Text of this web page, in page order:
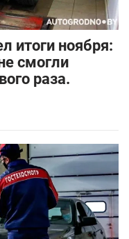
итоги ноября:
смогли
раза.